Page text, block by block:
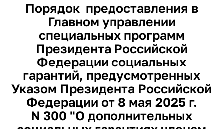
Порядок предоставления в
Главном управлении
специальных программ
Президента Российской
Федерации социальных
гарантий, предусмотренных
Указом Президента Российской
Федерации от 8 мая 2025 г.
N 300 "О дополнительных